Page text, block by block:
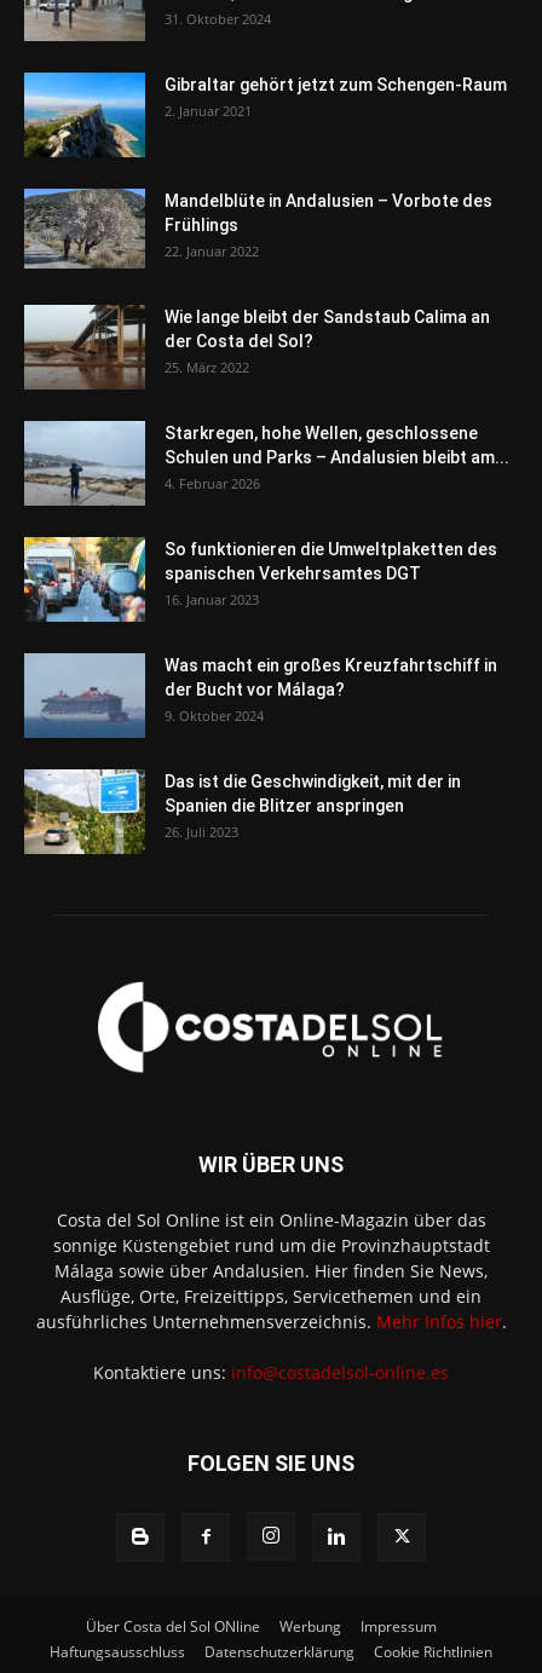
31. Oktober 2024
Gibraltar gehört jetzt zum Schengen-Raum
2. Januar 2021
Mandelblüte in Andalusien – Vorbote des
Frühlings
22. Januar 2022
Wie lange bleibt der Sandstaub Calima an
der Costa del Sol?
25. März 2022
Starkregen, hohe Wellen, geschlossene
Schulen und Parks – Andalusien bleibt am...
4. Februar 2026
So funktionieren die Umweltplaketten des
spanischen Verkehrsamtes DGT
16. Januar 2023
Was macht ein großes Kreuzfahrtschiff in
der Bucht vor Málaga?
9. Oktober 2024
Das ist die Geschwindigkeit, mit der in
Spanien die Blitzer anspringen
26. Juli 2023
WIR ÜBER UNS
Costa del Sol Online ist ein Online-Magazin über das
sonnige Küstengebiet rund um die Provinzhauptstadt
Málaga sowie über Andalusien. Hier finden Sie News,
Ausflüge, Orte, Freizeittipps, Servicethemen und ein
ausführliches Unternehmensverzeichnis. Mehr Infos hier.
Kontaktiere uns: info@costadelsol-online.es
FOLGEN SIE UNS
Über Costa del Sol ONline Werbung
Impressum
Haftungsausschluss
Datenschutzerklärung Cookie Richtlinien